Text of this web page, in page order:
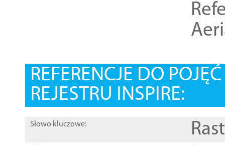
REFERENCJE DO
REJESTRU INSPIRE:
Słowo kluczowe: